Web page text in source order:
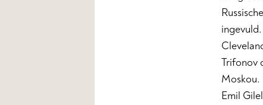
Trifonov
Moskou.
Emil